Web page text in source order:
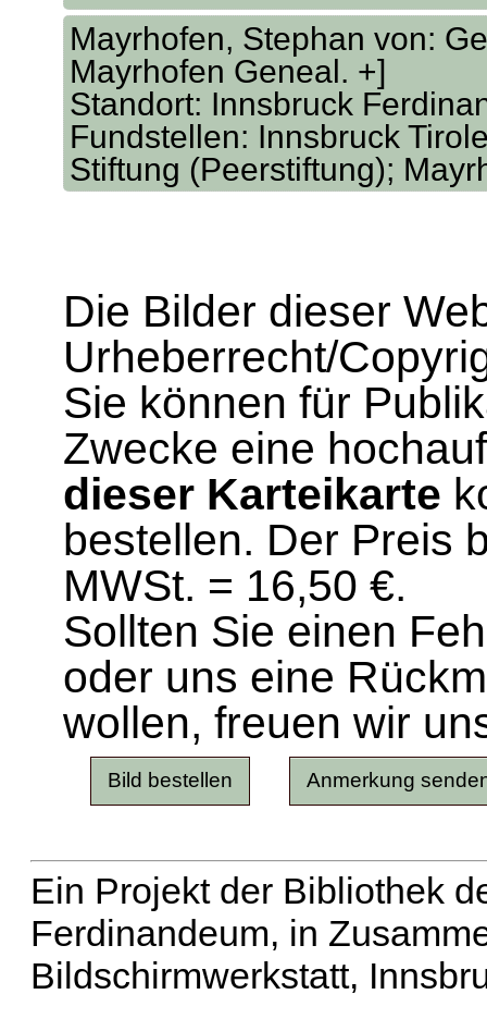
Mayrhofen, Stephan von:
Mayrhofen Geneal. +]
Standort: Innsbruck
Fundstellen: Innsbruck
Stiftung (Peerstiftung);
Die Bilder dieser
Urheberrecht/
Sie können für
Zwecke eine
dieser Karteikarte
bestellen. Der Preis
MWSt. = 16,50 €.
Sollten Sie einen
oder uns eine
wollen, freuen wir
Ein Projekt der Bibliothek
Ferdinandeum, in
Bildschirmwerkstatt,